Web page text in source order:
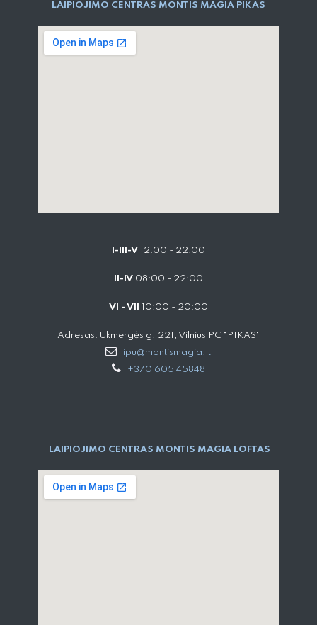
LAIPIOJIMO CENTRAS MONTIS MAGIA PIKAS
I-III-V 12:00 - 22:00
II-IV 08:00 - 22:00
VI - VII 10:00 - 20:00
Adresas: Ukmergės g. 221, Vilnius PC "PIKAS"
lipu@montismagia.lt
+370 605 45848
LAIPIOJIMO CENTRAS MONTIS MAGIA LOFTAS